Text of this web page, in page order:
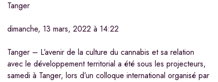
dimanche, 13 mars, 2022 à 14:22
Tanger – L’avenir de la culture du cannabis et sa relation
avec le développement territorial a été sous les projecteurs,
samedi à Tanger, lors d’un colloque international organisé par